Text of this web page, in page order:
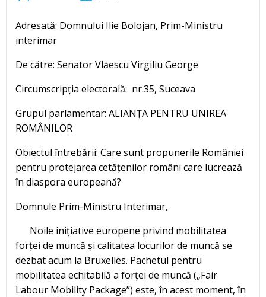
Adresată: Domnului Ilie Bolojan, Prim-Ministru
interimar
De către: Senator Vlăescu Virgiliu George
Circumscripția electorală: nr.35, Suceava
Grupul parlamentar: ALIANŢA PENTRU UNIREA
ROMÂNILOR
Obiectul întrebării: Care sunt propunerile României
pentru protejarea cetățenilor români care lucrează
în diaspora europeană?
Domnule Prim-Ministru Interimar,
Noile inițiative europene privind mobilitatea
forței de muncă și calitatea locurilor de muncă se
dezbat acum la Bruxelles. Pachetul pentru
mobilitatea echitabilă a forței de muncă („Fair
Labour Mobility Package”) este, în acest moment, în